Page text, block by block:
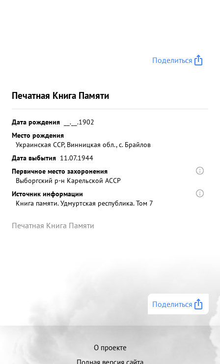
Поделиться
Печатная Книга Памяти
Дата рождения
__.__.1902
Место рождения
Украинская ССР, Винницкая обл., с. Брайлов
Дата выбытия 11.07.1944
Первичное место захоронения
Выборгский р-н Карельской АССР
Источник информации
Книга памяти. Удмуртская республика. Том 7
Печатная Книга Памяти
Поделиться
О проекте